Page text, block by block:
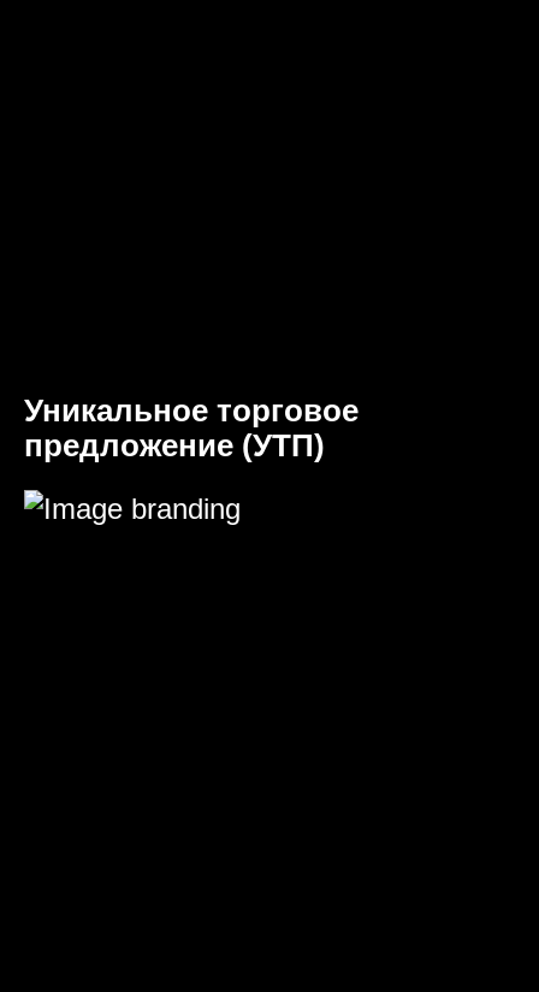
Уникальное торговое
предложение (УТП)